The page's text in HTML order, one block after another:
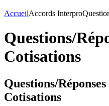
AccueilAccords Interpro
Questions/
Cotisations
Questions/
Cotisations